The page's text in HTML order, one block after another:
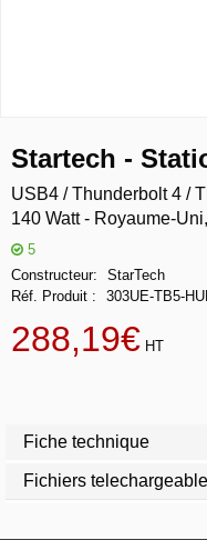
Startech -
USB4 / Thunderbolt 4 /
140 Watt - Royaume-
5
Constructeur
StarTech
Réf. Produit
303UE-TB5-
288,19€ HT
Fiche technique
Fichiers